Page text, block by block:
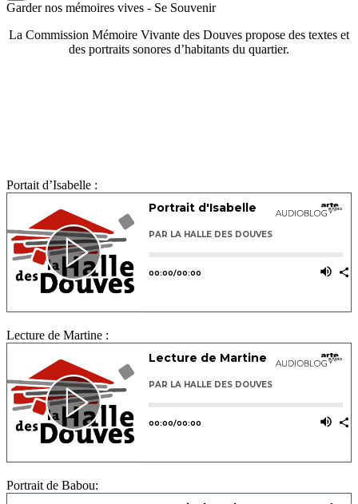
Garder nos mémoires vives - Se Souvenir
La Commission Mémoire Vivante des Douves propose des textes et
des portraits sonores d’habitants du quartier.
Portait d’Isabelle :
Lecture de Martine :
Portrait de Babou: